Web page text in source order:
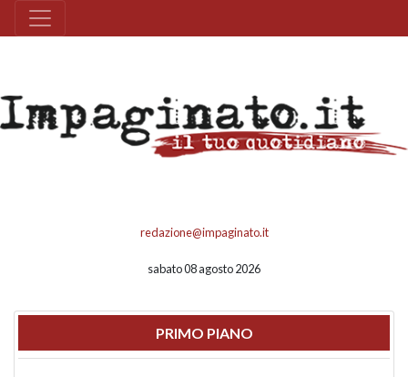
redazione@impaginato.it
sabato 08 agosto 2026
PRIMO PIANO